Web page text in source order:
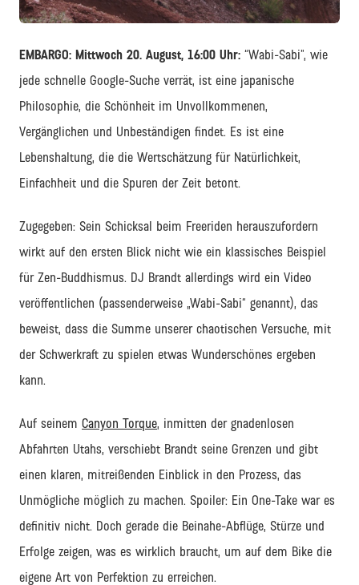
JPEG
EMBARGO: Mittwoch 20. August, 16:00 Uhr: “Wabi-Sabi”, wie
jede schnelle Google-Suche verrät, ist eine japanische
Philosophie, die Schönheit im Unvollkommenen,
Vergänglichen und Unbeständigen findet. Es ist eine
Lebenshaltung, die die Wertschätzung für Natürlichkeit,
Einfachheit und die Spuren der Zeit betont.
Zugegeben: Sein Schicksal beim Freeriden herauszufordern
wirkt auf den ersten Blick nicht wie ein klassisches Beispiel
für Zen-Buddhismus. DJ Brandt allerdings wird ein Video
veröffentlichen (passenderweise „Wabi-Sabi“ genannt), das
beweist, dass die Summe unserer chaotischen Versuche, mit
der Schwerkraft zu spielen etwas Wunderschönes ergeben
kann.
Auf seinem Canyon Torque, inmitten der gnadenlosen
Abfahrten Utahs, verschiebt Brandt seine Grenzen und gibt
einen klaren, mitreißenden Einblick in den Prozess, das
Unmögliche möglich zu machen. Spoiler: Ein One-Take war es
definitiv nicht. Doch gerade die Beinahe-Abflüge, Stürze und
Erfolge zeigen, was es wirklich braucht, um auf dem Bike die
eigene Art von Perfektion zu erreichen.